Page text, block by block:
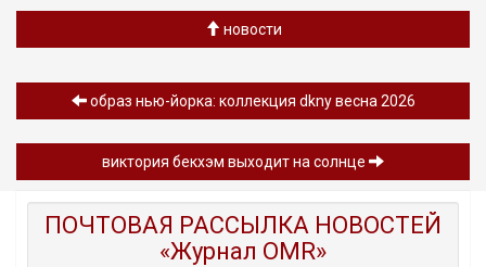
новости
образ нью-йорка: коллекция dkny весна 2026
виктория бекхэм выходит на солнце
ПОЧТОВАЯ РАССЫЛКА НОВОСТЕЙ
«Журнал OMR»